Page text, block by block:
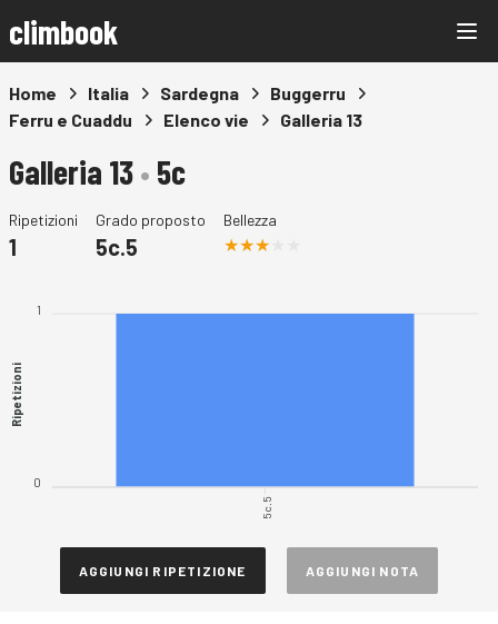
climbook
Home Italia Sardegna
Buggerru
Ferru e Cuaddu
Elenco vie Galleria 13
Galleria 13• 5c
Ripetizioni
1
Grado proposto
5c.5
Bellezza
1
0
Ripetizioni
5c.5
AGGIUNGI RIPETIZIONE AGGIUNGI NOTA